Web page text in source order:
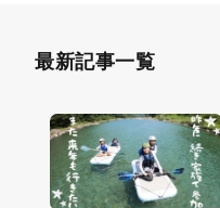
最新記事一覧